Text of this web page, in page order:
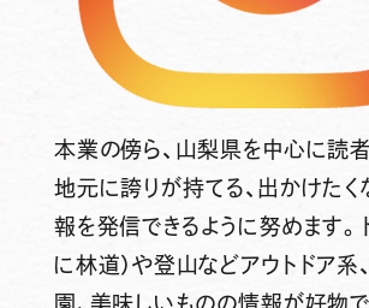
本業の傍ら、山梨県を中心に読
地元に誇りが持てる、出かけたく
報を発信できるように努めます。
に林道）や登山などアウトドア系
園、美味しいものの情報が好物